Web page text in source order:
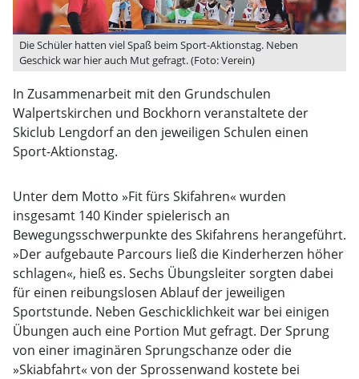
Die Schüler hatten viel Spaß beim Sport-Aktionstag. Neben
Geschick war hier auch Mut gefragt. (Foto: Verein)
In Zusammenarbeit mit den Grundschulen
Walpertskirchen und Bockhorn veranstaltete der
Skiclub Lengdorf an den jeweiligen Schulen einen
Sport-Aktionstag.
Unter dem Motto »Fit fürs Skifahren« wurden
insgesamt 140 Kinder spielerisch an
Bewegungsschwerpunkte des Skifahrens herangeführt.
»Der aufgebaute Parcours ließ die Kinderherzen höher
schlagen«, hieß es. Sechs Übungsleiter sorgten dabei
für einen reibungslosen Ablauf der jeweiligen
Sportstunde. Neben Geschicklichkeit war bei einigen
Übungen auch eine Portion Mut gefragt. Der Sprung
von einer imaginären Sprungschanze oder die
»Skiabfahrt« von der Sprossenwand kostete bei